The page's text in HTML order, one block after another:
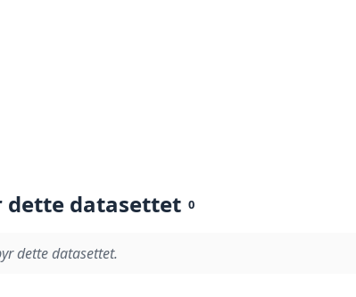
dette datasettet 0
dette datasettet.